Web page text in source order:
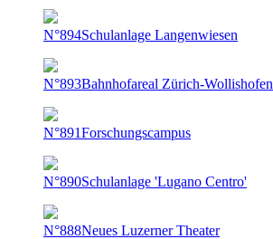
N°894Schulanlage Langenwiesen
N°893Bahnhofareal Zürich-Wollishofen
N°891Forschungscampus
N°890Schulanlage 'Lugano Centro'
N°888Neues Luzerner Theater